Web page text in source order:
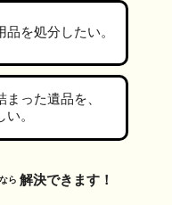
を処分したい。
った遺品を、
。
なら 解決できます！